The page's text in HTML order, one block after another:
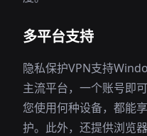
多平台支持
隐私保护VPN支持
主流平台，一个账号即
您使用何种设备，都能
护。此外，还提供浏览